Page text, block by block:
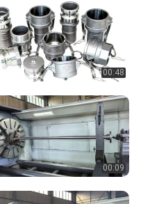
00:48
00:09